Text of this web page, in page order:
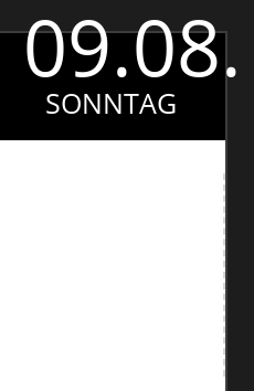
09.08.
SONNTAG